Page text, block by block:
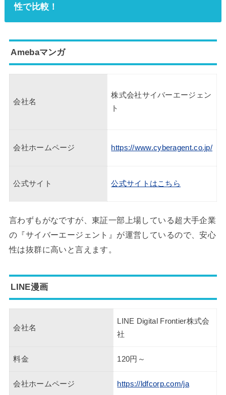
性で比較！
Amebaマンガ
会社名
株式会社サイバーエージェン
ト
会社ホームページ https://www.cyberagent.co.jp/
公式サイト 公式サイトはこちら
言わずもがなですが、東証一部上場している超大手企業
の『サイバーエージェント』が運営しているので、安心
性は抜群に高いと言えます。
LINE漫画
会社名
LINE Digital Frontier株式会
社
料金 120円～
会社ホームページ https://ldfcorp.com/ja